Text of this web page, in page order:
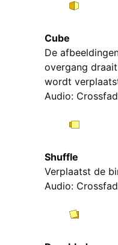
Cube
De
overgang
wordt
Audio:
Shuffle
Verplaatst de
Audio: